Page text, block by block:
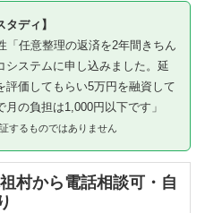
ディ】
「任意整理の返済を2年間きちん
システムに申し込みました。延
価してもらい5万円を融資して
の負担は1,000円以下です」
するものではありません
村から電話相談可・自